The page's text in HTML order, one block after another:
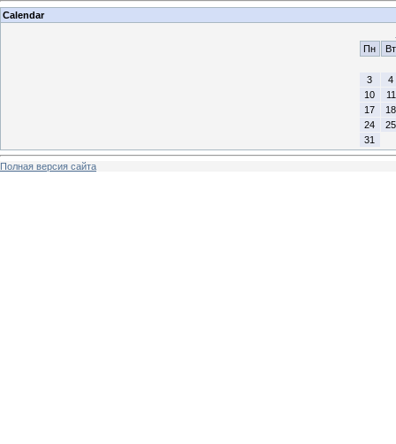
Calendar
Пн
Вт
3
4
10
11
17
18
24
25
31
Полная версия сайта